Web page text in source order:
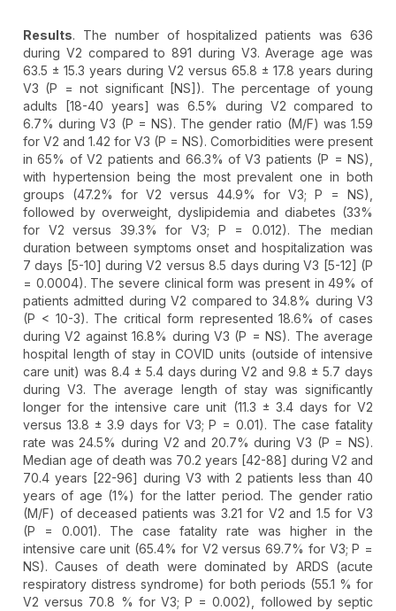
Results. The number of hospitalized patients was 636
during V2 compared to 891 during V3. Average age was
63.5 ± 15.3 years during V2 versus 65.8 ± 17.8 years during
V3 (P = not significant [NS]). The percentage of young
adults [18-40 years] was 6.5% during V2 compared to
6.7% during V3 (P = NS). The gender ratio (M/F) was 1.59
for V2 and 1.42 for V3 (P = NS). Comorbidities were present
in 65% of V2 patients and 66.3% of V3 patients (P = NS),
with hypertension being the most prevalent one in both
groups (47.2% for V2 versus 44.9% for V3; P = NS),
followed by overweight, dyslipidemia and diabetes (33%
for V2 versus 39.3% for V3; P = 0.012). The median
duration between symptoms onset and hospitalization was
7 days [5-10] during V2 versus 8.5 days during V3 [5-12] (P
= 0.0004). The severe clinical form was present in 49% of
patients admitted during V2 compared to 34.8% during V3
(P < 10-3). The critical form represented 18.6% of cases
during V2 against 16.8% during V3 (P = NS). The average
hospital length of stay in COVID units (outside of intensive
care unit) was 8.4 ± 5.4 days during V2 and 9.8 ± 5.7 days
during V3. The average length of stay was significantly
longer for the intensive care unit (11.3 ± 3.4 days for V2
versus 13.8 ± 3.9 days for V3; P = 0.01). The case fatality
rate was 24.5% during V2 and 20.7% during V3 (P = NS).
Median age of death was 70.2 years [42-88] during V2 and
70.4 years [22-96] during V3 with 2 patients less than 40
years of age (1%) for the latter period. The gender ratio
(M/F) of deceased patients was 3.21 for V2 and 1.5 for V3
(P = 0.001). The case fatality rate was higher in the
intensive care unit (65.4% for V2 versus 69.7% for V3; P =
NS). Causes of death were dominated by ARDS (acute
respiratory distress syndrome) for both periods (55.1 % for
V2 versus 70.8 % for V3; P = 0.002), followed by septic